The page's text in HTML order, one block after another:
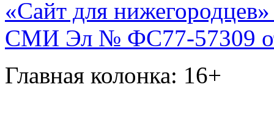
«Сайт для нижегородцев»
СМИ Эл № ФС77-57309
Главная колонка: 16+